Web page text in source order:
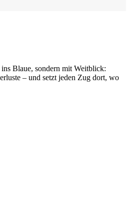
Blaue, sondern mit Weitblick:
– und setzt jeden Zug dort, wo